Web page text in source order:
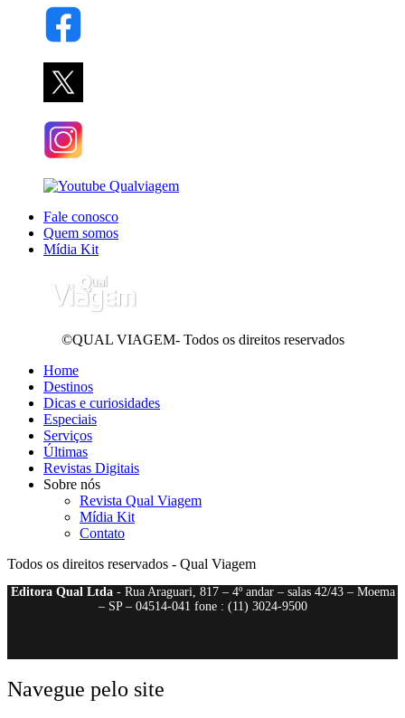
Fale conosco
Quem somos
Mídia Kit
©QUAL VIAGEM- Todos os direitos reservados
Home
Destinos
Dicas e curiosidades
Especiais
Serviços
Últimas
Revistas Digitais
Sobre nós
Revista Qual Viagem
Mídia Kit
Contato
Todos os direitos reservados - Qual Viagem
Editora Qual Ltda- Rua Araguari, 817 – 4º andar – salas 42/43 – Moema
– SP – 04514-041 fone : (11) 3024-9500
Navegue pelo site